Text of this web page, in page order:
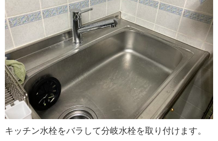
キッチン水栓をバラして分岐水栓を取り付けます。